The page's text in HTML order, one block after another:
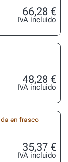
66,28 €
IVA incluido
48,28 €
IVA incluido
en frasco
35,37 €
IVA incluido